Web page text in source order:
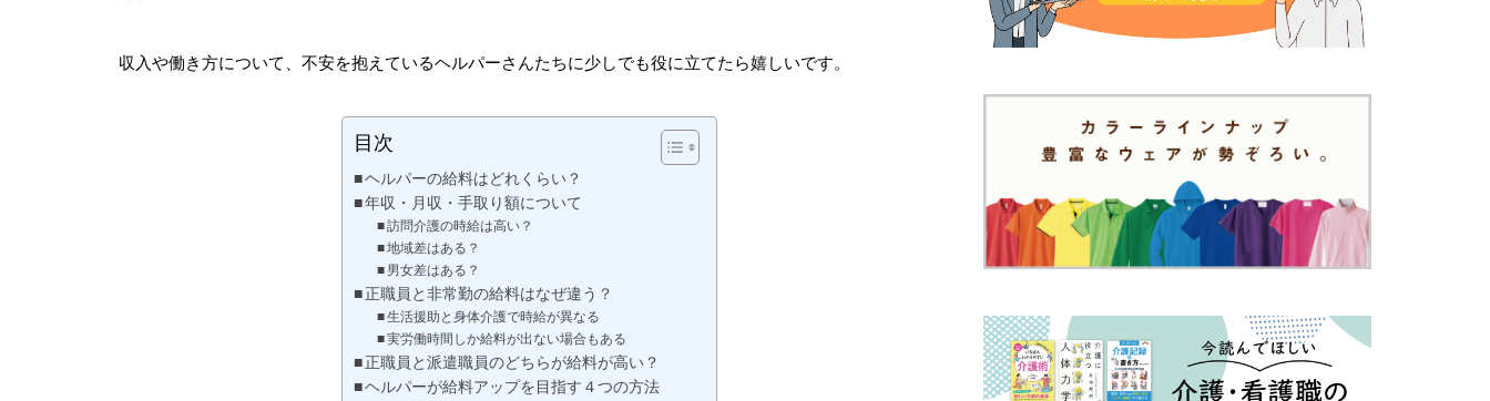
収入や働き方について、不安を抱えているヘルパーさんたちに少しでも役に立てたら嬉しいです。
目次
ヘルパーの給料はどれくらい？
年収・月収・手取り額について
訪問介護の時給は高い？
地域差はある？
男女差はある？
正職員と非常勤の給料はなぜ違う？
生活援助と身体介護で時給が異なる
実労働時間しか給料が出ない場合もある
正職員と派遣職員のどちらが給料が高い？
ヘルパーが給料アップを目指す４つの方法